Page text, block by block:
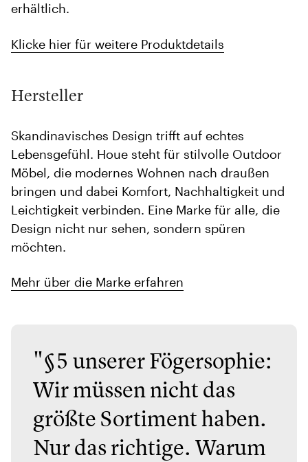
erhältlich.
Klicke hier für weitere Produktdetails
Hersteller
Skandinavisches Design trifft auf echtes
Lebensgefühl. Houe steht für stilvolle Outdoor
Möbel, die modernes Wohnen nach draußen
bringen und dabei Komfort, Nachhaltigkeit und
Leichtigkeit verbinden. Eine Marke für alle, die
Design nicht nur sehen, sondern spüren
möchten.
Mehr über die Marke erfahren
"§5 unserer Fögersophie:
Wir müssen nicht das
größte Sortiment haben.
Nur das richtige. Warum